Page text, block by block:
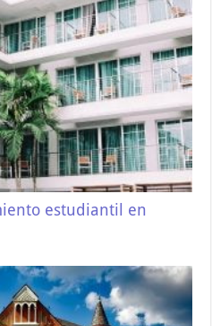
estudiantil en